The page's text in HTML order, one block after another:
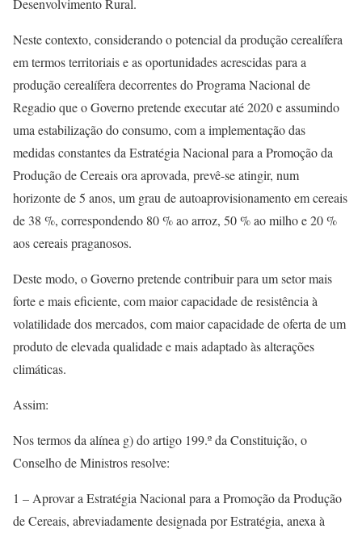
Neste contexto, considerando o potencial da produção cerealífera
em termos territoriais e as oportunidades acrescidas para a
produção cerealífera decorrentes do Programa Nacional de
Regadio que o Governo pretende executar até 2020 e assumindo
uma estabilização do consumo, com a implementação das
medidas constantes da Estratégia Nacional para a Promoção da
Produção de Cereais ora aprovada, prevê-se atingir, num
horizonte de 5 anos, um grau de autoaprovisionamento em cereais
de 38 %, correspondendo 80 % ao arroz, 50 % ao milho e 20 %
aos cereais praganosos.
Deste modo, o Governo pretende contribuir para um setor mais
forte e mais eficiente, com maior capacidade de resistência à
volatilidade dos mercados, com maior capacidade de oferta de um
produto de elevada qualidade e mais adaptado às alterações
climáticas.
Assim:
Nos termos da alínea g) do artigo 199.º da Constituição, o
Conselho de Ministros resolve:
1 – Aprovar a Estratégia Nacional para a Promoção da Produção
de Cereais, abreviadamente designada por Estratégia, anexa à